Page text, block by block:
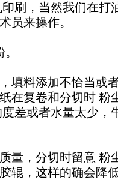
刷，当然我们在打
员来操作。
填料添加不恰当或
在复卷和分切时 粉
差或者水量太少，
量，分切时留意 粉
辊，这样的确会降